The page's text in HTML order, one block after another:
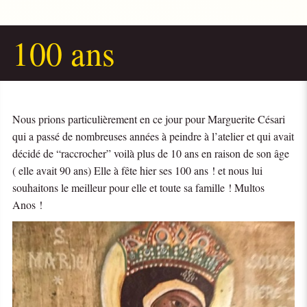
100 ans
Nous prions particulièrement en ce jour pour Marguerite Césari
qui a passé de nombreuses années à peindre à l’atelier et qui avait
décidé de “raccrocher” voilà plus de 10 ans en raison de son âge
( elle avait 90 ans) Elle à fête hier ses 100 ans ! et nous lui
souhaitons le meilleur pour elle et toute sa famille ! Multos
Anos !